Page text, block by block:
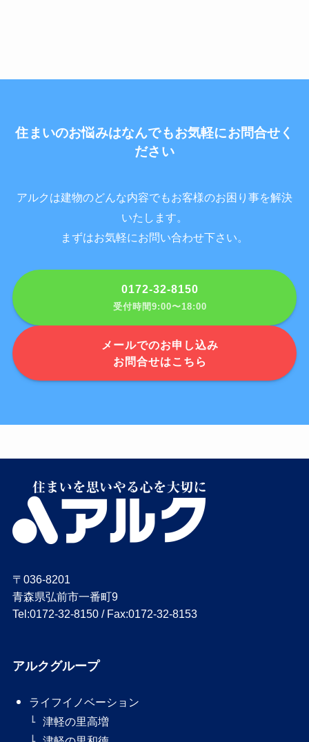
住まいのお悩みはなんでもお気軽にお問合せく
ださい
アルクは建物のどんな内容でもお客様のお困り事を解決
いたします。
まずはお気軽にお問い合わせ下さい。
0172-32-8150
受付時間9:00〜18:00
メールでのお申し込み
お問合せはこちら
〒036-8201
青森県弘前市一番町9
Tel:0172-32-8150 / Fax:0172-32-8153
アルクグループ
ライフイノベーション
津軽の里高増